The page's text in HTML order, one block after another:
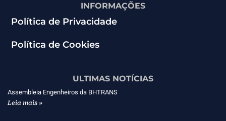
INFORMAÇÕES
Política de Privacidade
Política de Cookies
ULTIMAS NOTÍCIAS
Assembleia Engenheiros da BHTRANS
Leia mais »